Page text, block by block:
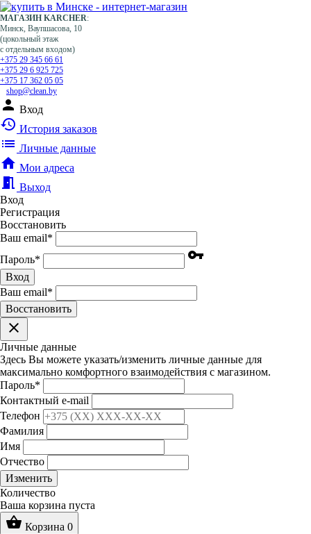
МАГАЗИН KARCHER:
Минск, Ваупшасова, 10
(цокольный этаж
с отдельным входом)
+375 29 345 66 61
+375 29 6 925 725
+375 17 362 05 05
shop@clean.by
person Вход
history История заказов
list Личные данные
home Мои адреса
meeting_room Выход
Вход
Регистрация
Восстановить
Ваш email*
Пароль* vpn_key
Вход
Ваш email*
Воcстановить
clear
Личные данные
Здесь Вы можете указать/изменить личные данные для
максимально комфортного взаимодействия с магазином.
Пароль*
Контактный e-mail
Телефон
Фамилия
Имя
Отчество
Изменить
Количество
Ваша корзина пуста
shopping_basket Корзина 0